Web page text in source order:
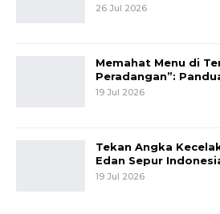
26 Jul 2026
Memahat Menu di
Peradangan”:
19 Jul 2026
Tekan Angka
Edan Sepur
19 Jul 2026